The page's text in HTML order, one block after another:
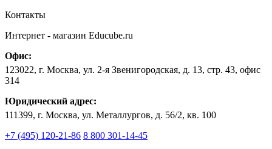
Контакты
Интернет - магазин Educube.ru
Офис:
123022, г. Москва, ул. 2-я Звенигородская, д. 13, стр. 43, офис
314
Юридический адрес:
111399, г. Москва, ул. Металлургов, д. 56/2, кв. 100
+7 (495) 120-21-86 8 800 301-14-45